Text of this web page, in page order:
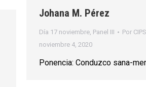
Johana M. Pérez
Día 17 noviembre, Panel III Por
noviembre 4, 2020
Ponencia: Conduzco sana-